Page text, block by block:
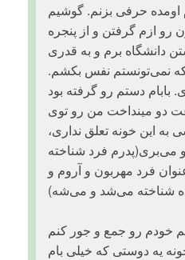
اومده حرفی بزنم. گوشیم
ازم گرفتن و از پنجره
دانشگاه برم و به قدری
که نمی‌تونستم نفس بکشم.
دستم رو گرفته بود
دو مینداخت من رو توی
این خونه تعلق نداری،
می‌بری(پدرم فرد شناخته
فرد مهربون و آروم و
شناخته می‌شد و می‌شه)
خودم رو جمع و جور کنم
یه دوستی که خیلی بام